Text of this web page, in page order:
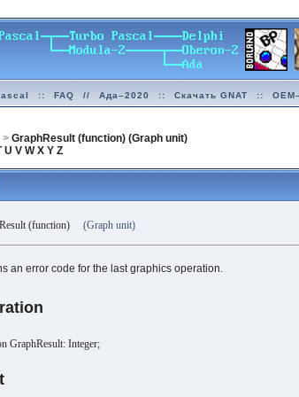
:: FAQ // Ада–2020 :: Скачать GNAT ::
>GraphResult (function) (Graph unit)
U V W X Y Z
(function)(Graph unit)
an error code for the last graphics operation.
GraphResult: Integer;